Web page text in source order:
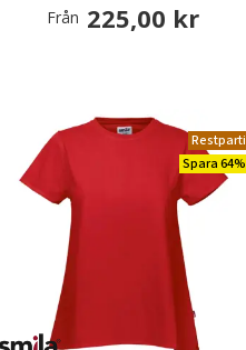
Från 225,00 kr
Restparti
Spara 64%